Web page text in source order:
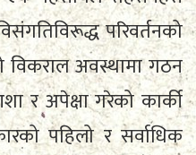
परिवर्तनको
अवस्थामा गठन
र अपेक्षा गरेको कार्की
पहिलो र सर्वाधिक